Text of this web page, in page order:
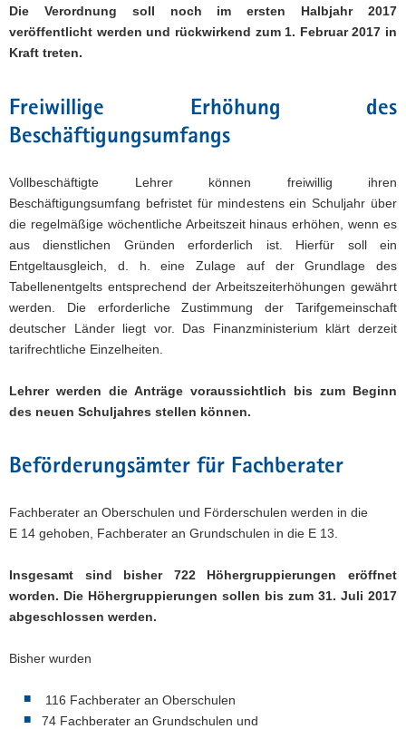
Die Verordnung soll noch im ersten Halbjahr 2017
veröffentlicht werden und rückwirkend zum 1. Februar 2017 in
Kraft treten.
Freiwillige Erhöhung des
Beschäftigungsumfangs
Vollbeschäftigte Lehrer können freiwillig ihren
Beschäftigungsumfang befristet für mindestens ein Schuljahr über
die regelmäßige wöchentliche Arbeitszeit hinaus erhöhen, wenn es
aus dienstlichen Gründen erforderlich ist. Hierfür soll ein
Entgeltausgleich, d. h. eine Zulage auf der Grundlage des
Tabellenentgelts entsprechend der Arbeitszeiterhöhungen gewährt
werden. Die erforderliche Zustimmung der Tarifgemeinschaft
deutscher Länder liegt vor. Das Finanzministerium klärt derzeit
tarifrechtliche Einzelheiten.
Lehrer werden die Anträge voraussichtlich bis zum Beginn
des neuen Schuljahres stellen können.
Beförderungsämter für Fachberater
Fachberater an Oberschulen und Förderschulen werden in die
E 14 gehoben, Fachberater an Grundschulen in die E 13.
Insgesamt sind bisher 722 Höhergruppierungen eröffnet
worden. Die Höhergruppierungen sollen bis zum 31. Juli 2017
abgeschlossen werden.
Bisher wurden
116 Fachberater an Oberschulen
74 Fachberater an Grundschulen und